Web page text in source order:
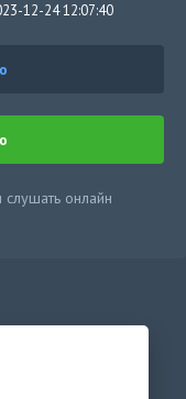
12-24 12:07:40
слушать онлайн
и по кругу зачем